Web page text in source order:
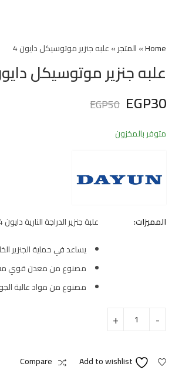
Home
»المتجر»علبه جنزير موتوسيكل دايون 4
علبه جنزير موتوسيكل
EGP30
EGP50
متوفر بالمخزون
المميزات:
علبة جنزير الدراجة النارية دايون 4
يساعد في حماية الجنزير
مصنوع من معدن قوي
مصنوع من مواد عالية
Add to wishlist
Compare